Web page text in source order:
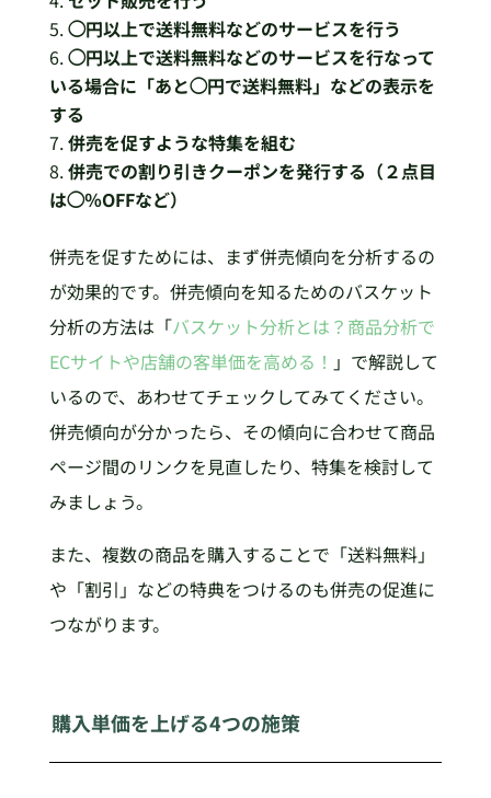
◯円以上で送料無料などのサービスを行う
◯円以上で送料無料などのサービスを行なって
いる場合に「あと◯円で送料無料」などの表示を
する
併売を促すような特集を組む
併売での割り引きクーポンを発行する（２点目
は◯％OFFなど）
併売を促すためには、まず併売傾向を分析するの
が効果的です。併売傾向を知るためのバスケット
分析の方法は「バスケット分析とは？商品分析で
ECサイトや店舗の客単価を高める！ 」で解説して
いるので、あわせてチェックしてみてください。
併売傾向が分かったら、その傾向に合わせて商品
ページ間のリンクを見直したり、特集を検討して
みましょう。
また、複数の商品を購入することで「送料無料」
や「割引」などの特典をつけるのも併売の促進に
つながります。
購入単価を上げる4つの施策